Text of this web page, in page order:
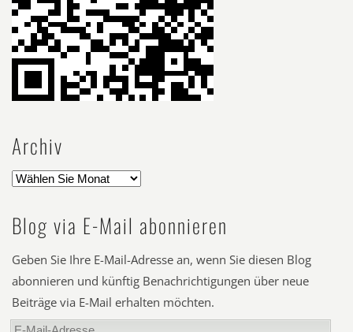
Archiv
Blog via E-Mail abonnieren
Geben Sie Ihre E-Mail-Adresse an, wenn Sie diesen Blog
abonnieren und künftig Benachrichtigungen über neue
Beiträge via E-Mail erhalten möchten.
E-